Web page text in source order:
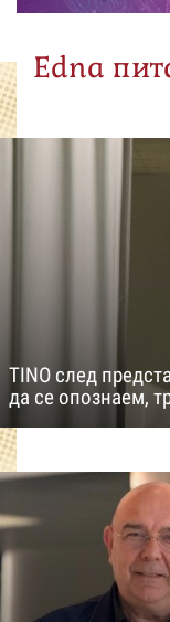
Edna
TINO след
да се опознаем,